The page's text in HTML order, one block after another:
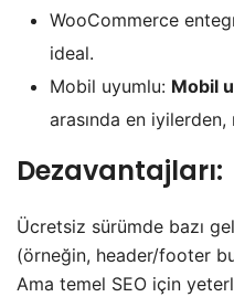
WooCommerce
ideal.
Mobil uyumlu: Mobil
arasında en
Dezavantajları:
Ücretsiz sürümde bazı
(örneğin, header/footer
Ama temel SEO için